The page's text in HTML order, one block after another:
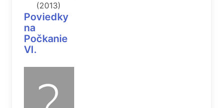
(2013)
Poviedky
na
Počkanie
VI.